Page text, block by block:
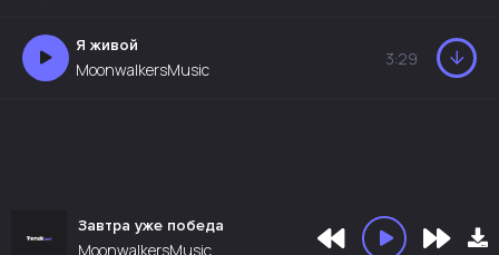
Я живой
MoonwalkersMusic
3:29
Завтра уже победа
MoonwalkersMusic